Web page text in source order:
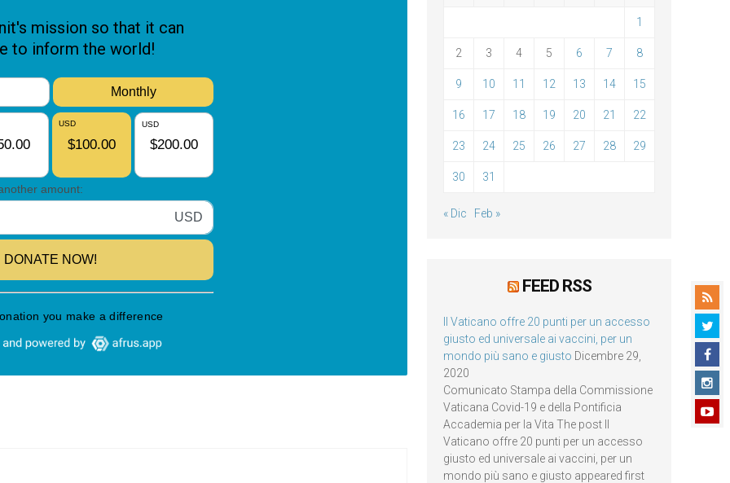
1
2 3 4 5 6 7 8
9 10 11 12 13 14 15
16 17 18 19 20 21 22
23 24 25 26 27 28 29
30 31
« Dic Feb »
FEED RSS
Il Vaticano offre 20 punti per un accesso
giusto ed universale ai vaccini, per un
mondo più sano e giusto Dicembre 29,
2020
Comunicato Stampa della Commissione
Vaticana Covid-19 e della Pontificia
Accademia per la Vita The post Il
Vaticano offre 20 punti per un accesso
giusto ed universale ai vaccini, per un
mondo più sano e giusto appeared first